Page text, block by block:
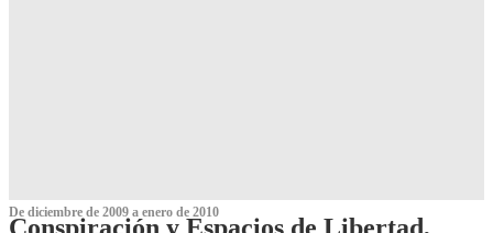
De diciembre de 2009 a enero de 2010
Conspiración y Espacios de Libertad,